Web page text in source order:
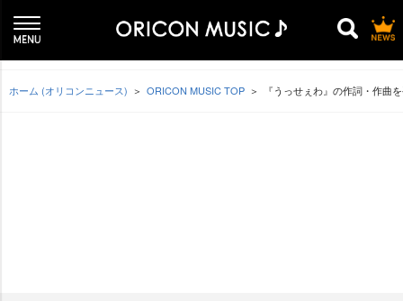
ホーム (オリコンニュース) ORICON MUSIC TOP 『うっせぇわ』の作詞・作曲